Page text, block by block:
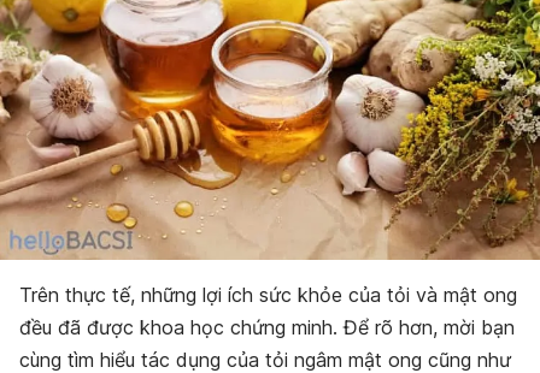
Trên thực tế, những lợi ích sức khỏe của tỏi và mật ong
đều đã được khoa học chứng minh. Để rõ hơn, mời bạn
cùng tìm hiểu tác dụng của tỏi ngâm mật ong cũng như